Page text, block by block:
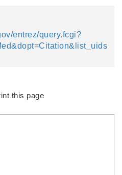
entrez/query.fcgi?
this page